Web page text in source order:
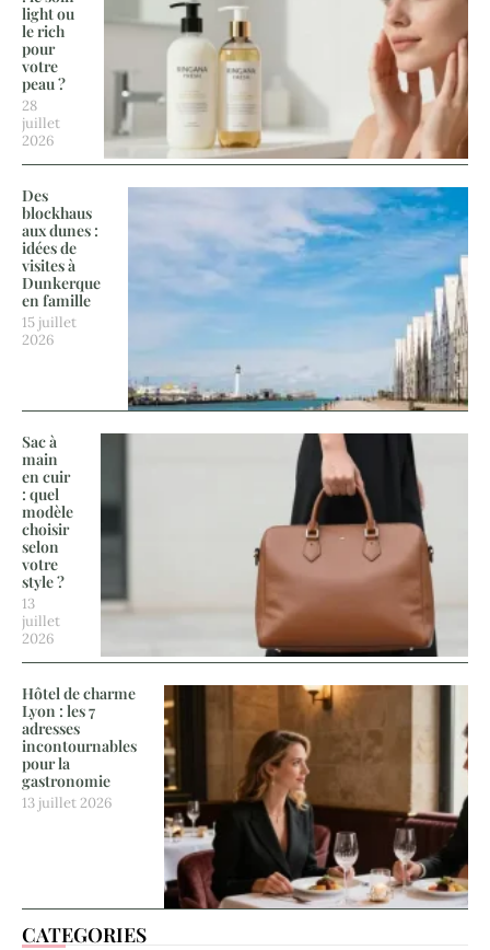
light ou
le rich
pour
votre
peau ?
28
juillet
2026
Des
blockhaus
aux dunes :
idées de
visites à
Dunkerque
en famille
15 juillet
2026
Sac à
main
en cuir
: quel
modèle
choisir
selon
votre
style ?
13
juillet
2026
Hôtel de charme
Lyon : les 7
adresses
incontournables
pour la
gastronomie
13 juillet 2026
CATEGORIES